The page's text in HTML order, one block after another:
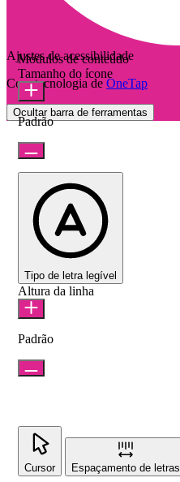
Ajustes de acessibilidade
Com tecnologia de OneTap
Ocultar barra de ferramentas
Módulos de conteúdo
Tamanho do ícone
Padrão
Tipo de letra legível
Altura da linha
Padrão
Cursor Espaçamento de letras